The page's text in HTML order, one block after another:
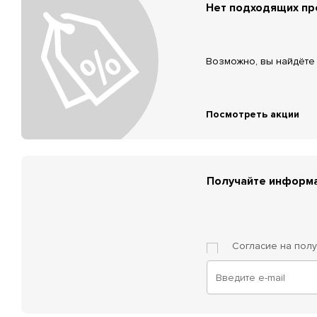
Нет подходящих
Возможно, вы найдёте
Посмотреть акции
Получайте
Согласие на